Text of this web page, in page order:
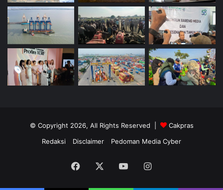
© Copyright 2026, All Rights Reserved |
Cakpras
Redaksi
Disclaimer Pedoman Media Cyber
Facebook YouTubeInstagram